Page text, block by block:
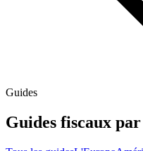
Guides
Guides fiscaux